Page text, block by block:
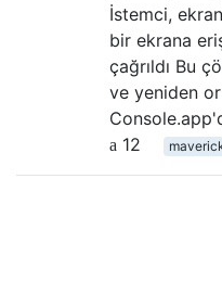
İstemci,
bir ekrana
çağrıldı Bu
ve yeniden
12